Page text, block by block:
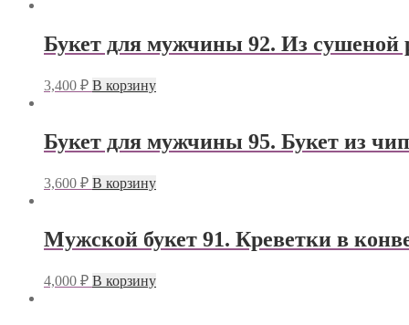
Букет для мужчины 92. Из
3,400 ₽ В корзину
Букет для мужчины 95. Букет из
3,600 ₽ В корзину
Мужской букет 91. Креветки в
4,000 ₽ В корзину